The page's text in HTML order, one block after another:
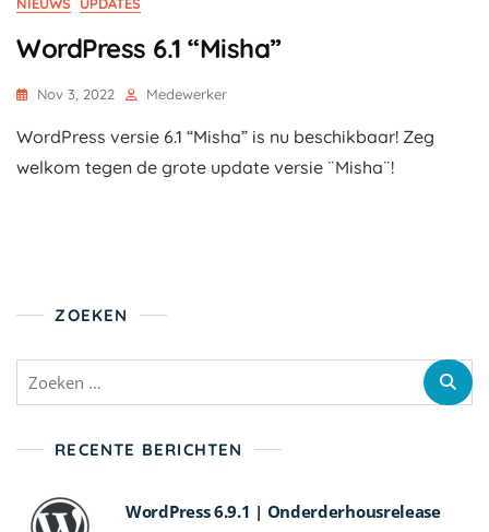
WordPress 6.1 “Misha”
Nov 3, 2022 Medewerker
WordPress versie 6.1 “Misha” is nu beschikbaar! Zeg
welkom tegen de grote update versie ¨Misha¨!
ZOEKEN
Zoeken
RECENTE BERICHTEN
WordPress 6.9.1 | Onderderhousrelease